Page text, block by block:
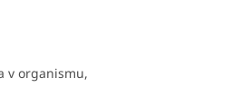
v organismu,